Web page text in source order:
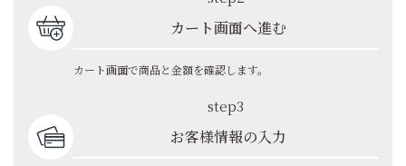
カート画面へ進む
カート画面で商品と金額を確認します。
step3
お客様情報の入力